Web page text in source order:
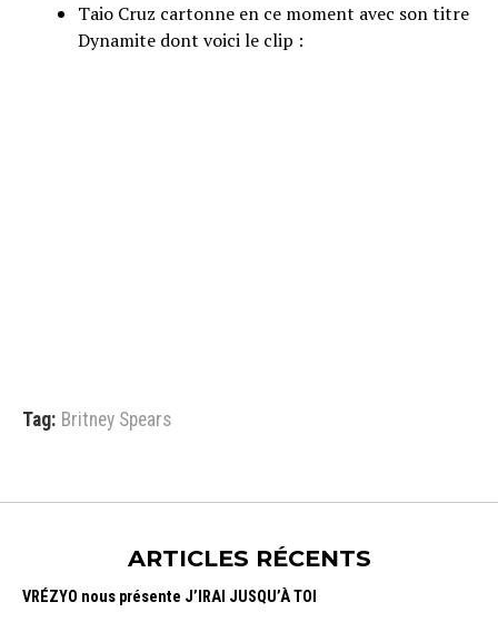
Taio Cruz cartonne en ce moment avec son titre
Dynamite dont voici le clip :
Tag: Britney Spears
ARTICLES RÉCENTS
VRÉZYO nous présente J’IRAI JUSQU’À TOI